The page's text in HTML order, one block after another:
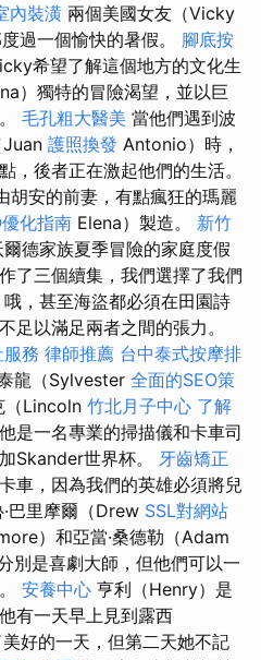
內裝潢 兩個美國女友（Vicky
過一個愉快的暑假。 腳底按
希望了解這個地方的文化生
）獨特的冒險渴望，並以巨
毛孔粗大醫美 當他們遇到波
Juan 護照換發 Antonio）時，
，後者正在激起他們的生活。
胡安的前妻，有點瘋狂的瑪麗
化指南 Elena）製造。 新竹
德家族夏季冒險的家庭度假
了三個續集，我們選擇了我們
，甚至海盜都必須在田園詩
足以滿足兩者之間的張力。
務 律師推薦 台中泰式按摩排
龍（Sylvester 全面的SEO策
（Lincoln 竹北月子中心 了解
是一名專業的掃描儀和卡車司
Skander世界杯。 牙齒矯正
車，因為我們的英雄必須將兒
巴里摩爾（Drew SSL對網站
）和亞當·桑德勒（Adam
別是喜劇大師，但他們可以一
安養中心 亨利（Henry）是
有一天早上見到露西
好的一天，但第二天她不記